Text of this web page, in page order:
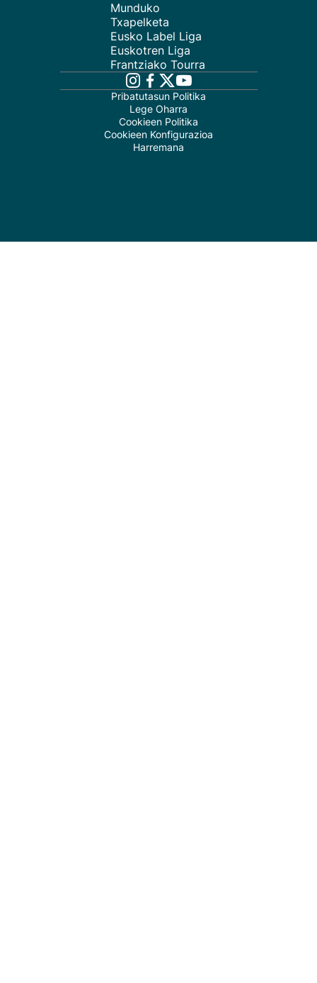
Munduko
Txapelketa
Eusko Label Liga
Euskotren Liga
Frantziako Tourra
Pribatutasun Politika
Lege Oharra
Cookieen Politika
Cookieen Konfigurazioa
Harremana